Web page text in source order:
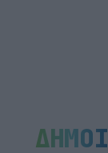
ΔΗΜΟΙ